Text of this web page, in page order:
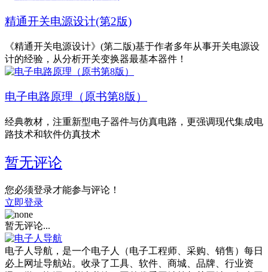
精通开关电源设计(第2版)
《精通开关电源设计》(第二版)基于作者多年从事开关电源设
计的经验，从分析开关变换器最基本器件！
电子电路原理（原书第8版）
经典教材，注重新型电子器件与仿真电路，更强调现代集成电
路技术和软件仿真技术
暂无评论
您必须登录才能参与评论！
立即登录
暂无评论...
电子人导航，是一个电子人（电子工程师、采购、销售）每日
必上网址导航站。收录了工具、软件、商城、品牌、行业资